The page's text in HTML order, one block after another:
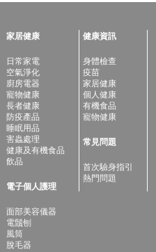
家居健康
日常家電
空氣淨化
廚房電器
寵物健康
長者健康
防疫產品
睡眠用品
害蟲處理
健康及有機食品
飲品
電子個人護理
面部美容儀器
電鬚刨
風筒
脫毛器
健康資訊
身體檢查
疫苗
家居健康
個人健康
有機食品
寵物健康
常見問題
首次驗身指引
熱門問題